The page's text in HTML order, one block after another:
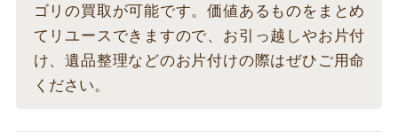
ゴリの買取が可能です。価値あるものをまとめ
てリユースできますので、お引っ越しやお片付
け、遺品整理などのお片付けの際はぜひご用命
ください。